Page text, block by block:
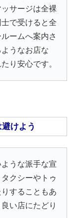
サージは全裸
で受けると全
ームへ案内さ
うなお店な
り安心です。
けよう
うな派手な宣
クシーやトゥ
することもあ
い店にたどり